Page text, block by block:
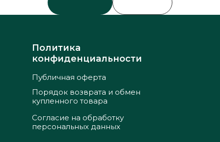
Согласие на обработку
персональных данных
Публичная оферта
Порядок возврата и обмен
купленного товара
Политика
конфиденциальности